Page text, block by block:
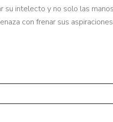
intelecto y no solo las
con frenar sus